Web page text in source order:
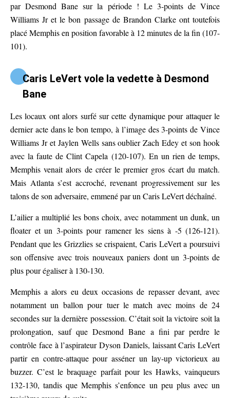
par Desmond Bane sur la période ! Le 3-points de Vince
Williams Jr et le bon passage de Brandon Clarke ont toutefois
placé Memphis en position favorable à 12 minutes de la fin (107-
101).
Caris LeVert vole la vedette à Desmond
Bane
Les locaux ont alors surfé sur cette dynamique pour attaquer le
dernier acte dans le bon tempo, à l’image des 3-points de Vince
Williams Jr et Jaylen Wells sans oublier Zach Edey et son hook
avec la faute de Clint Capela (120-107). En un rien de temps,
Memphis venait alors de créer le premier gros écart du match.
Mais Atlanta s’est accroché, revenant progressivement sur les
talons de son adversaire, emmené par un Caris LeVert déchaîné.
L’ailier a multiplié les bons choix, avec notamment un dunk, un
floater et un 3-points pour ramener les siens à -5 (126-121).
Pendant que les Grizzlies se crispaient, Caris LeVert a poursuivi
son offensive avec trois nouveaux paniers dont un 3-points de
plus pour égaliser à 130-130.
Memphis a alors eu deux occasions de repasser devant, avec
notamment un ballon pour tuer le match avec moins de 24
secondes sur la dernière possession. C’était soit la victoire soit la
prolongation, sauf que Desmond Bane a fini par perdre le
contrôle face à l’aspirateur Dyson Daniels, laissant Caris LeVert
partir en contre-attaque pour asséner un lay-up victorieux au
buzzer. C’est le braquage parfait pour les Hawks, vainqueurs
132-130, tandis que Memphis s’enfonce un peu plus avec un